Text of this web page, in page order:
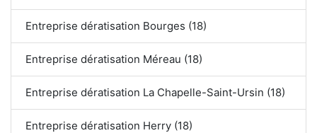
Entreprise dératisation Bourges (18)
Entreprise dératisation Méreau (18)
Entreprise dératisation La Chapelle-Saint-Ursin (18)
Entreprise dératisation Herry (18)